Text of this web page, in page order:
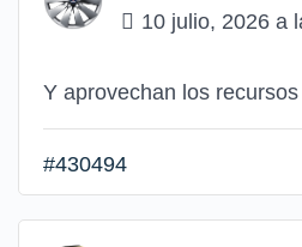
10 julio, 2026 a
Y aprovechan los
#430494